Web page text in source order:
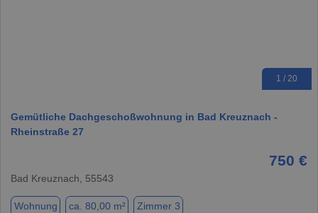
1 / 20
Gemütliche Dachgeschoßwohnung in Bad Kreuznach -
Rheinstraße 27
750 €
Bad Kreuznach, 55543
Wohnung ca. 80,00 m² Zimmer 3